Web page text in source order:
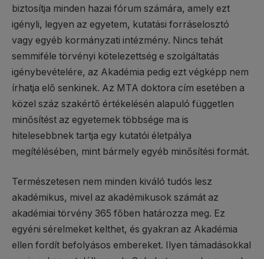
biztosítja minden hazai fórum számára, amely ezt
igényli, legyen az egyetem, kutatási forráselosztó
vagy egyéb kormányzati intézmény. Nincs tehát
semmiféle törvényi kötelezettség e szolgáltatás
igénybevételére, az Akadémia pedig ezt végképp nem
írhatja elő senkinek. Az MTA doktora cím esetében a
közel száz szakértő értékelésén alapuló független
minősítést az egyetemek többsége ma is
hitelesebbnek tartja egy kutatói életpálya
megítélésében, mint bármely egyéb minősítési formát.
Természetesen nem minden kiváló tudós lesz
akadémikus, mivel az akadémikusok számát az
akadémiai törvény 365 főben határozza meg. Ez
egyéni sérelmeket kelthet, és gyakran az Akadémia
ellen fordít befolyásos embereket. Ilyen támadásokkal